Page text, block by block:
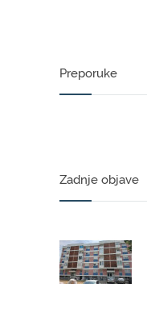
Preporuke
Zadnje objave